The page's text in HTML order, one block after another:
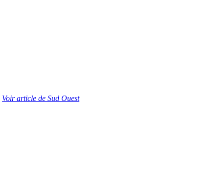
Voir article de Sud Ouest